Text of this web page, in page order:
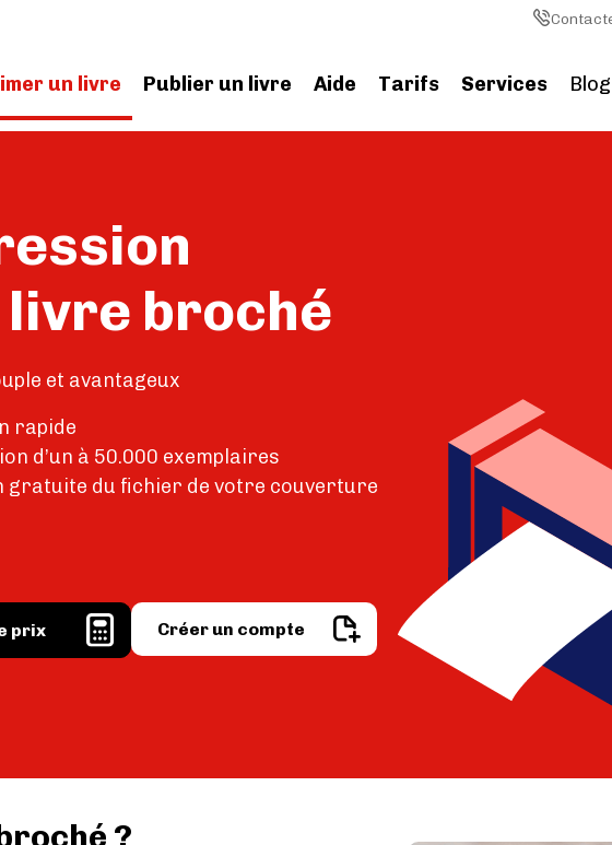
Image
un livre Publier un livre Aide Tarifs Services Blog
livre broché
et avantageux
rapide
d’un à 50.000 exemplaires
gratuite du fichier de votre couverture
Image
prix Image
Créer un compte